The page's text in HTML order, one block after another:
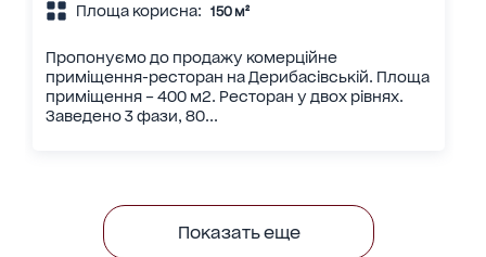
Площа корисна: 150 м²
Пропонуємо до продажу комерційне
приміщення-ресторан на Дерибасівській. Площа
приміщення – 400 м2. Ресторан у двох рівнях.
Заведено 3 фази, 80...
Показать еще